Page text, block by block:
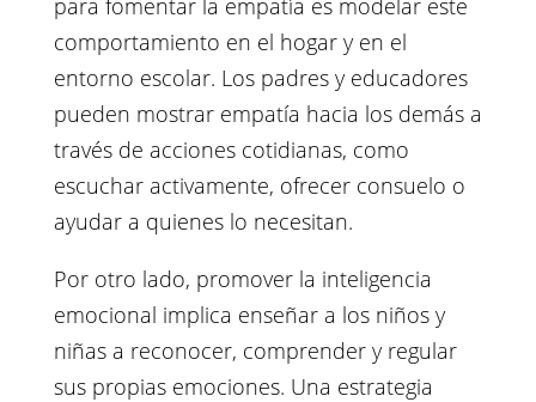
comportamiento en el hogar y en el
entorno escolar. Los padres y educadores
pueden mostrar empatía hacia los demás a
través de acciones cotidianas, como
escuchar activamente, ofrecer consuelo o
ayudar a quienes lo necesitan.
Por otro lado, promover la inteligencia
emocional implica enseñar a los niños y
niñas a reconocer, comprender y regular
sus propias emociones. Una estrategia